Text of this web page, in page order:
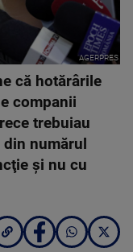
AGERPRES
că hotărârile
companii
trebuiau
numărul
şi nu cu